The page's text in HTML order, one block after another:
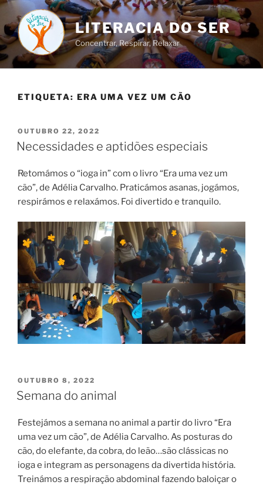
Saltar
para
o
conteúdo
LITERACIA DO SER
Concentrar, Respirar, Relaxar
ETIQUETA: ERA UMA VEZ UM CÃO
PUBLICADO
EM
OUTUBRO 22, 2022
Necessidades e aptidões especiais
Retomámos o “ioga in” com o livro “Era uma vez um
cão”, de Adélia Carvalho. Praticámos asanas, jogámos,
respirámos e relaxámos. Foi divertido e tranquilo.
PUBLICADO
EM
OUTUBRO 8, 2022
Semana do animal
Festejámos a semana no animal a partir do livro “Era
uma vez um cão”, de Adélia Carvalho. As posturas do
cão, do elefante, da cobra, do leão…são clássicas no
ioga e integram as personagens da divertida história.
Treinámos a respiração abdominal fazendo baloiçar o